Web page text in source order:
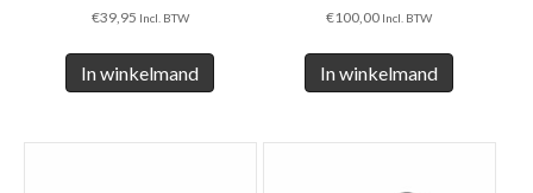
€39,95 Incl. BTW
In winkelmand
€100,00 Incl. BTW
In winkelmand